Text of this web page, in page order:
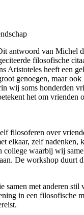
antwoord van Michel
filosofische
Aristoteles heeft een
genoegen, maar
wij soms honderden
het om
filosoferen over
elkaar, zelf
college waarbij wij
De workshop duurt
samen met anderen
in een filosofische